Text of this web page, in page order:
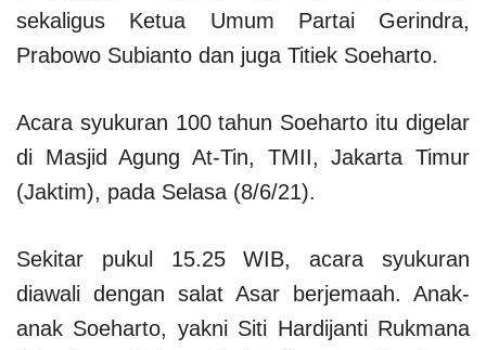
sekaligus Ketua Umum Partai Gerindra,
Prabowo Subianto dan juga Titiek Soeharto.
Acara syukuran 100 tahun Soeharto itu digelar
di Masjid Agung At-Tin, TMII, Jakarta Timur
(Jaktim), pada Selasa (8/6/21).
Sekitar pukul 15.25 WIB, acara syukuran
diawali dengan salat Asar berjemaah. Anak-
anak Soeharto, yakni Siti Hardijanti Rukmana